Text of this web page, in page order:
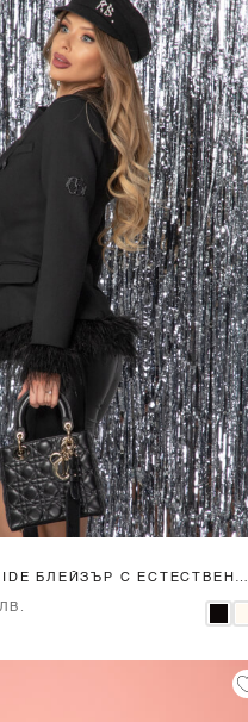
XS S M L
БЛЕЙЗЪР С ЕСТЕСТВЕНИ